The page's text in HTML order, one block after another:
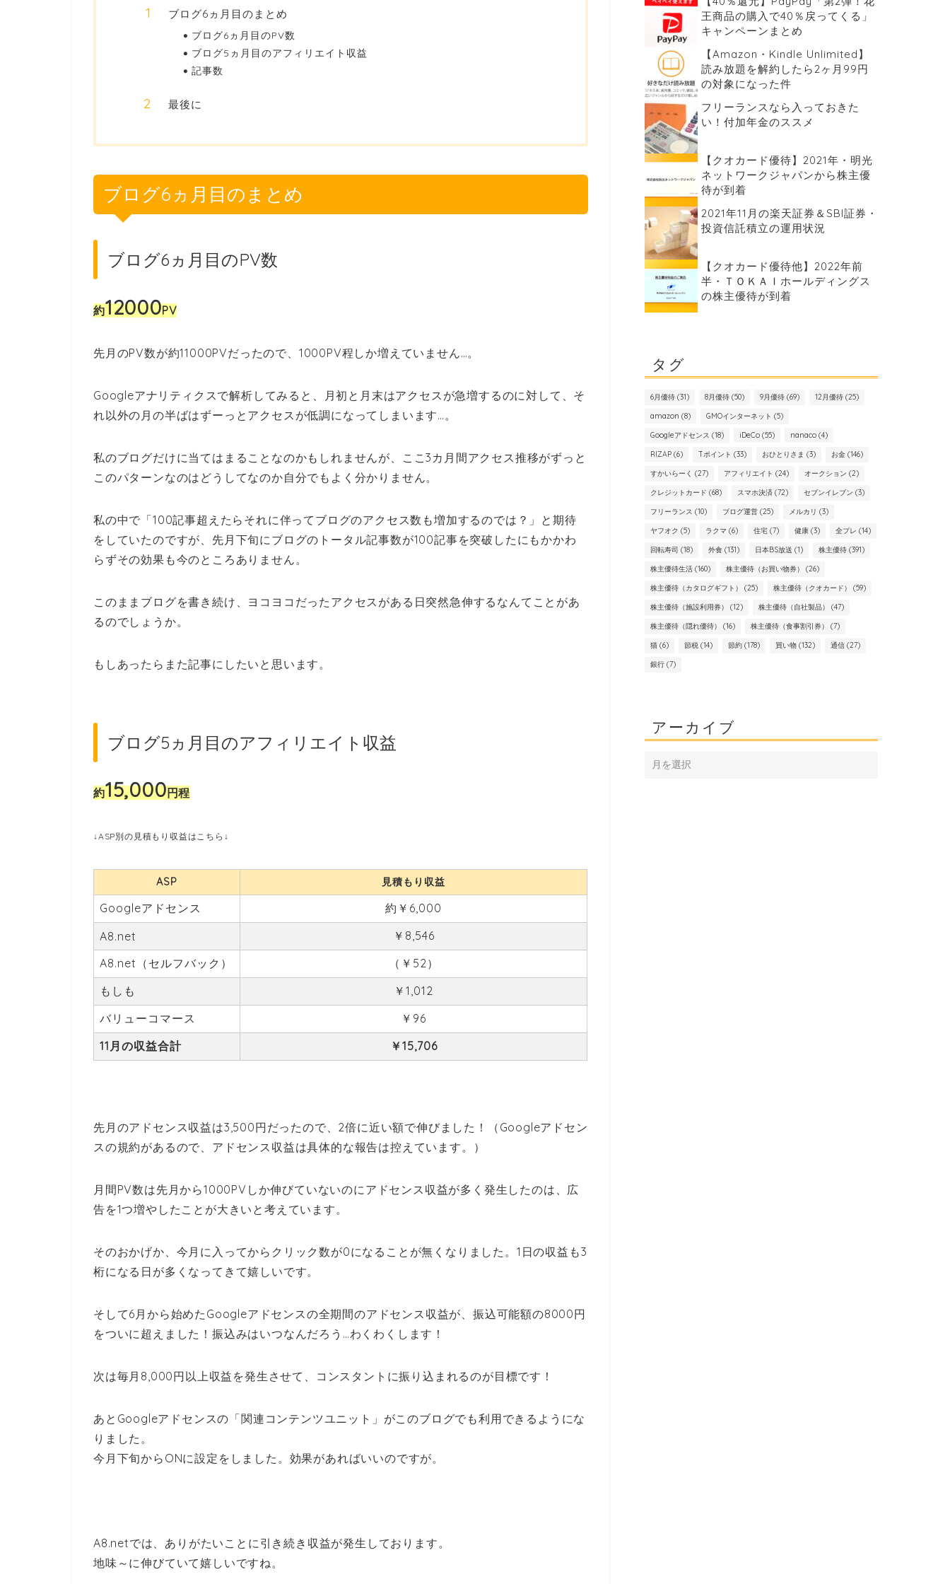
ブログ6ヵ月目のまとめ
ブログ6ヵ月目のPV数
ブログ5ヵ月目のアフィリエイト収益
記事数
最後に
ブログ6ヵ月目のまとめ
ブログ6ヵ月目のPV数
約12000PV
先月のPV数が約11000PVだったので、1000PV程しか増えていません…。
Googleアナリティクスで解析してみると、月初と月末はアクセスが急増するのに対して、そ
れ以外の月の半ばはずーっとアクセスが低調になってしまいます…。
私のブログだけに当てはまることなのかもしれませんが、ここ3カ月間アクセス推移がずっと
このパターンなのはどうしてなのか自分でもよく分かりません。
私の中で「100記事超えたらそれに伴ってブログのアクセス数も増加するのでは？」と期待
をしていたのですが、先月下旬にブログのトータル記事数が100記事を突破したにもかかわ
らずその効果も今のところありません。
このままブログを書き続け、ヨコヨコだったアクセスがある日突然急伸するなんてことがあ
るのでしょうか。
もしあったらまた記事にしたいと思います。
ブログ5ヵ月目のアフィリエイト収益
約15,000円程
↓ASP別の見積もり収益はこちら↓
ASP 見積もり収益
Googleアドセンス
約￥6,000
A8.net
￥8,546
A8.net（セルフバック）
（￥52）
もしも
￥1,012
バリューコマース
￥96
11月の収益合計
￥15,706
先月のアドセンス収益は3,500円だったので、2倍に近い額で伸びました！（ Googleアドセン
スの規約があるので、アドセンス収益は具体的な報告は控えています。）
月間PV数は先月から1000PVしか伸びていないのにアドセンス収益が多く発生したのは、広
告を1つ増やしたことが大きいと考えています。
そのおかげか、今月に入ってからクリック数が0になることが無くなりました。1日の収益も3
桁になる日が多くなってきて嬉しいです。
そして6月から始めたGoogleアドセンスの全期間のアドセンス収益が、振込可能額の8000円
をついに超えました！振込みはいつなんだろう…わくわくします！
次は毎月8,000円以上収益を発生させて、コンスタントに振り込まれるのが目標です！
あとGoogleアドセンスの「関連コンテンツユニット」がこのブログでも利用できるようにな
りました。
今月下旬からONに設定をしました。効果があればいいのですが。
A8.netでは、ありがたいことに引き続き収益が発生しております。
地味～に伸びていて嬉しいですね。
王商品の購入で40％戻ってくる」
キャンペーンまとめ
【Amazon・Kindle Unlimited】
読み放題を解約したら2ヶ月99円
の対象になった件
フリーランスなら入っておきた
い！付加年金のススメ
【クオカード優待】2021年・明光
ネットワークジャパンから株主優
待が到着
2021年11月の楽天証券＆SBI証券・
投資信託積立の運用状況
【クオカード優待他】2022年前
半・ＴＯＫＡＩホールディングス
の株主優待が到着
タグ
6月優待(31) 8月優待(50) 9月優待(69) 12月優待(25)
amazon (8) GMOインターネット (5)
Googleアドセンス (18) iDeCo(55) nanaco(4)
RIZAP(6) Tポイント (33) おひとりさま (3) お金(146)
すかいらーく (27) アフィリエイト (24) オークション (2)
クレジットカード (68) スマホ決済(72) セブンイレブン (3)
フリーランス (10) ブログ運営(25) メルカリ (3)
ヤフオク (5) ラクマ (6) 住宅(7) 健康(3) 全プレ (14)
回転寿司 (18) 外食(131) 日本BS放送 (1) 株主優待(391)
株主優待生活(160) 株主優待（お買い物券） (26)
株主優待（カタログギフト） (25) 株主優待（クオカード） (59)
株主優待（施設利用券） (12) 株主優待（自社製品） (47)
株主優待（隠れ優待） (16) 株主優待（食事割引券） (7)
猫(6) 節税(14) 節約(178) 買い物(132) 通信(27)
銀行(7)
アーカイブ